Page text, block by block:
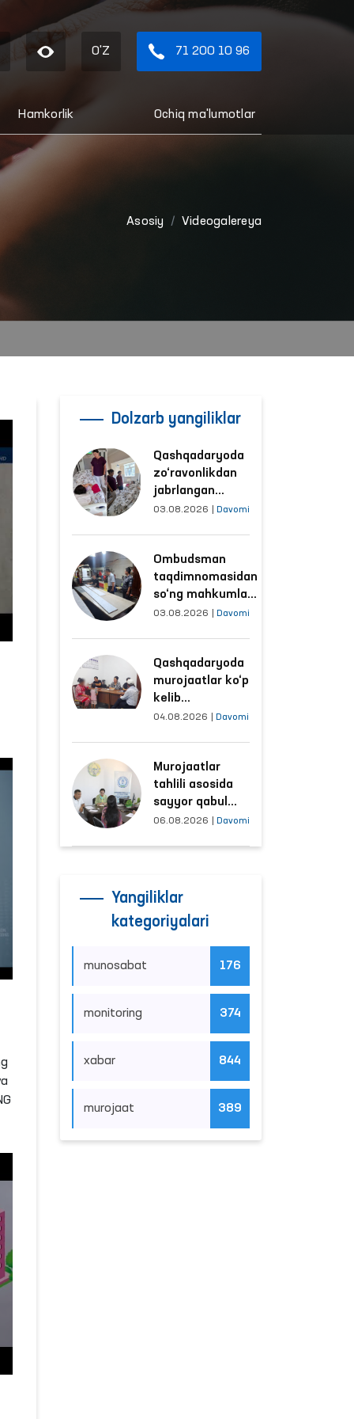
O'Z 71 200 10 96
Hamkorlik Ochiq ma'lumotlar
Asosiy Videogalereya
Dolzarb yangiliklar
Qashqadaryoda
zo‘ravonlikdan
jabrlangan
ayolning holati
o‘rganildi
03.08.2026 Davomi
Ombudsman
taqdimnomasidan
so‘ng mahkumlar
mehnat
sharoitlar
yaxshilandi
03.08.2026 Davomi
Qashqadaryoda
murojaatlar ko‘p
kelib
tushayotgan
yo‘lga qo‘yildi
04.08.2026 Davomi
Murojaatlar
tahlili asosida
sayyor qabul
o‘tkaziladigan
06.08.2026 Davomi
Yangiliklar
kategoriyalari
munosabat 176
monitoring 374
xabar 844
murojaat 389